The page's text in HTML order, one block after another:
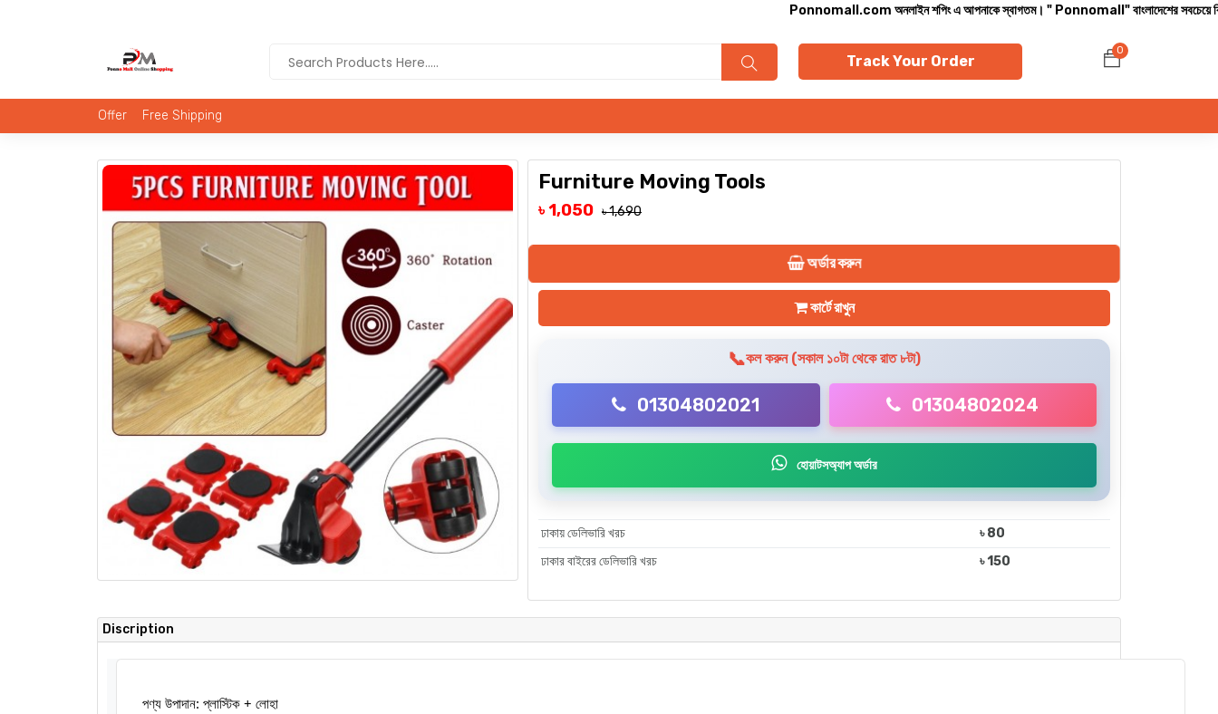
Ponnomall.com অনলাইন শপিং এ আপনাকে স্বাগতম। " Ponnomall" বাংলাদেশের সবচেয়ে বিশ্বস্ত
Track Your Order
0
Offer Free Shipping
Furniture Moving Tools
৳ 1,050 ৳ 1,690
অর্ডার করুন
কার্টে রাখুন
📞কল করুন (সকাল ১০টা থেকে রাত ৮টা)
01304802021 01304802024
হোয়াটসঅ্যাপ অর্ডার
ঢাকায় ডেলিভারি খরচ
৳ 80
ঢাকার বাইরের ডেলিভারি খরচ
৳ 150
Discription
পণ্য উপাদান: প্লাস্টিক + লোহা